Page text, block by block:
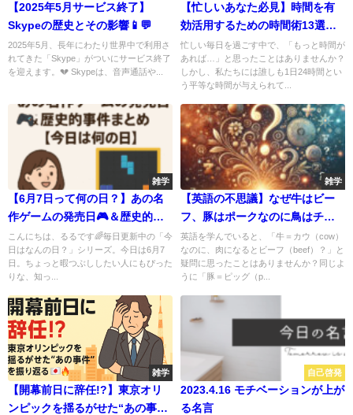
【2025年5月サービス終了】
Skypeの歴史とその影響📱💬
2025年5月、長年にわたり世界中で利用さ
れてきた「Skype」がついにサービス終了
を迎えます。💔 Skypeは、音声通話や...
【忙しいあなた必見】時間を有
効活用するための時間術13選｜
無料＆有料で分けて徹底解説
忙しい毎日を過ごす中で、「もっと時間が
あれば…」と思ったことはありませんか？
しかし、私たちには誰しも1日24時間とい
う平等な時間が与えられて...
雑学
【6月7日って何の日？】あの名
作ゲームの発売日🎮＆歴史的事
件まとめ【今日は何の日】
こんにちは、るるです🌈毎日更新中の「今
日はなんの日？」シリーズ。今日は6月7
日。ちょっと暇つぶししたい人にもぴった
りな、知っ...
雑学
【英語の不思議】なぜ牛はビー
フ、豚はポークなのに鳥はチキ
ンのまま？🤔🐄🐖🐓
英語を学んでいると、「牛＝カウ（cow）
なのに、肉になるとビーフ（beef）？」と
疑問に思ったことはありませんか？同じよ
うに「豚＝ピッグ（p...
雑学
【開幕前日に辞任!?】東京オリ
ンピックを揺るがせた“あの事
自己啓発
2023.4.16 モチベーションが上が
る名言